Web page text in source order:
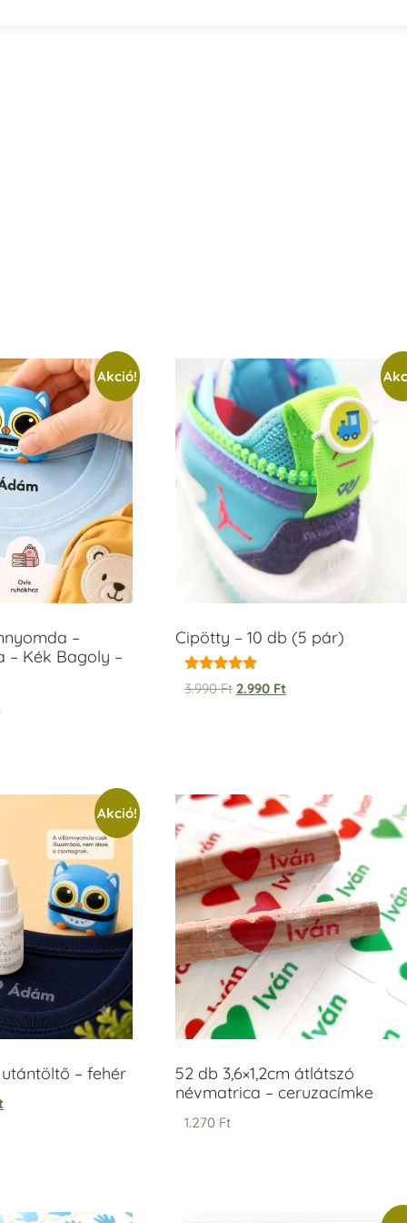
Akció!
–
– Kék Bagoly –
Cipötty – 10 db (5 pár)
Értékelés:
5.00
3.990Ft 2.990 Ft
Akció!
– fehér
52 db 3,6×1,2cm átlátszó
névmatrica – ceruzacímke
1.270 Ft